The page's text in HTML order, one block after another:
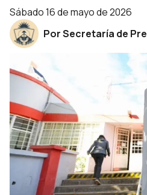
sábado 16 de mayo de 2026
Por Secretaría de